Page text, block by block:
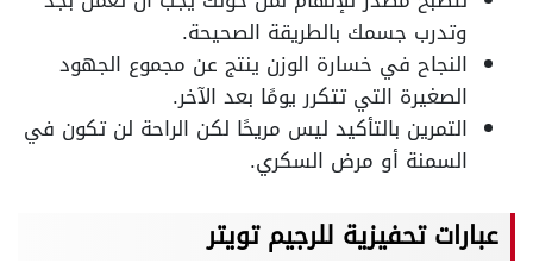
وتدرب جسمك بالطريقة الصحيحة.
النجاح في خسارة الوزن ينتج عن مجموع الجهود
الصغيرة التي تتكرر يومًا بعد الآخر.
التمرين بالتأكيد ليس مريحًا لكن الراحة لن تكون في
السمنة أو مرض السكري.
عبارات تحفيزية للرجيم تويتر